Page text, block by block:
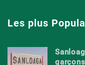
Les plus